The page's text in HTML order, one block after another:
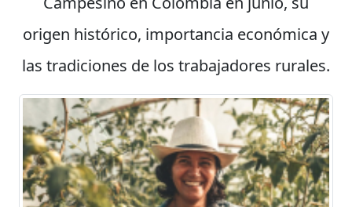
origen histórico, importancia económica y
las tradiciones de los trabajadores rurales.